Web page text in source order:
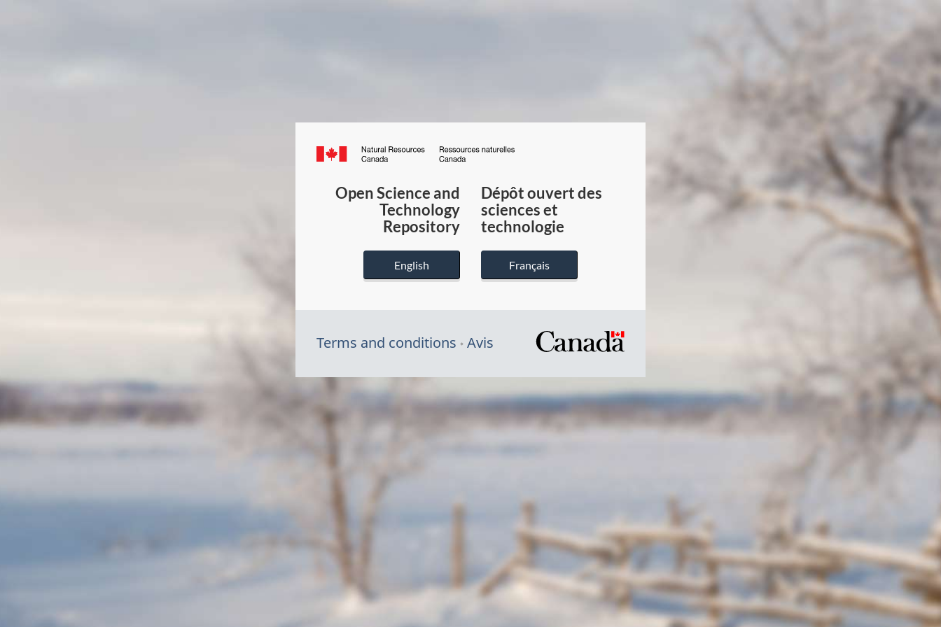
Canada.ca
du
Canada
Open Science and
Technology
Repository
English
Dépôt ouvert des
sciences et
technologie
Français
Terms and conditions Avis
/
du
gouvernement
du